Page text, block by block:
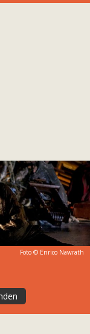
Foto © Enrico Nawrath